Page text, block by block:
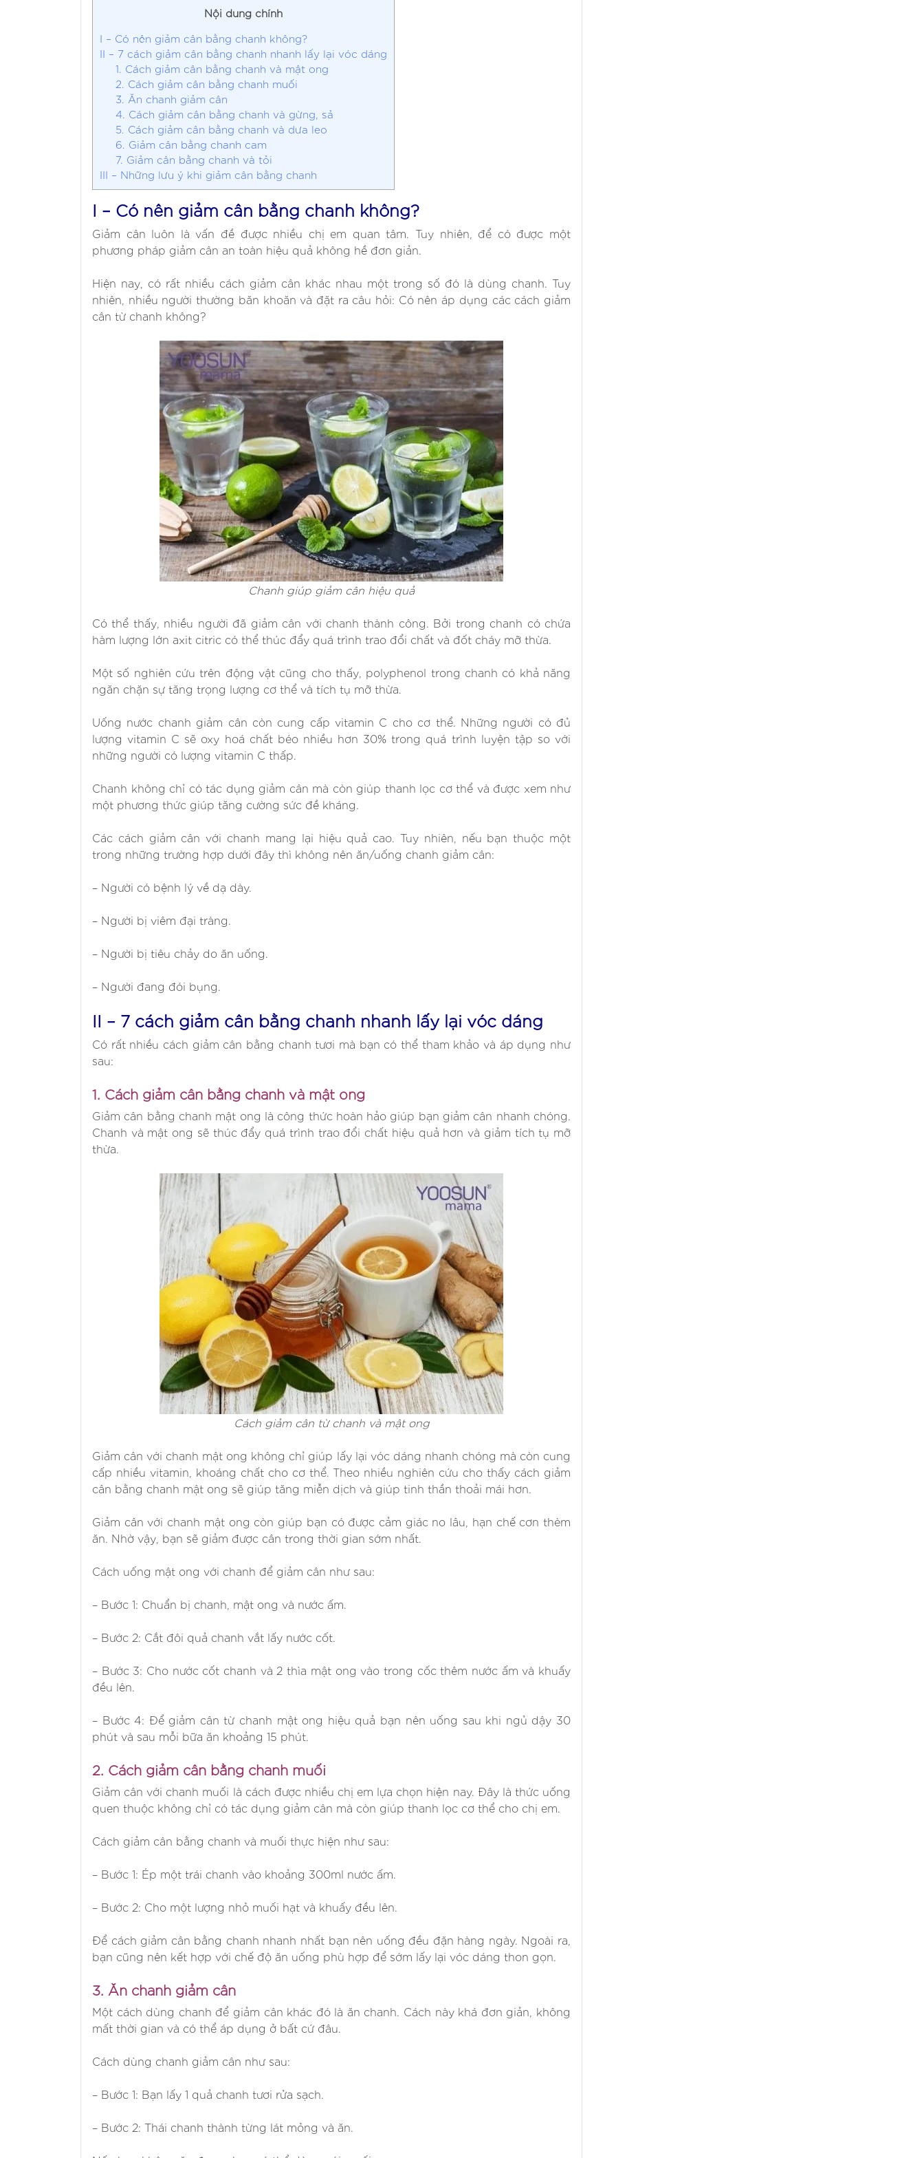
Nội dung chính
I – Có nên giảm cân bằng chanh không?
II – 7 cách giảm cân bằng chanh nhanh lấy lại vóc dáng
1. Cách giảm cân bằng chanh và mật ong
2. Cách giảm cân bằng chanh muối
3. Ăn chanh giảm cân
4. Cách giảm cân bằng chanh và gừng, sả
5. Cách giảm cân bằng chanh và dưa leo
6. Giảm cân bằng chanh cam
7. Giảm cân bằng chanh và tỏi
III – Những lưu ý khi giảm cân bằng chanh
I – Có nên giảm cân bằng chanh không?
Giảm cân luôn là vấn đề được nhiều chị em quan tâm. Tuy nhiên, để có được một
phương pháp giảm cân an toàn hiệu quả không hề đơn giản.
Hiện nay, có rất nhiều cách giảm cân khác nhau một trong số đó là dùng chanh. Tuy
nhiên, nhiều người thường băn khoăn và đặt ra câu hỏi: Có nên áp dụng các cách giảm
cân từ chanh không?
Chanh giúp giảm cân hiệu quả
Có thể thấy, nhiều người đã giảm cân với chanh thành công. Bởi trong chanh có chứa
hàm lượng lớn axit citric có thể thúc đẩy quá trình trao đổi chất và đốt cháy mỡ thừa.
Một số nghiên cứu trên động vật cũng cho thấy, polyphenol trong chanh có khả năng
ngăn chặn sự tăng trọng lượng cơ thể và tích tụ mỡ thừa.
Uống nước chanh giảm cân còn cung cấp vitamin C cho cơ thể. Những người có đủ
lượng vitamin C sẽ oxy hoá chất béo nhiều hơn 30% trong quá trình luyện tập so với
những người có lượng vitamin C thấp.
Chanh không chỉ có tác dụng giảm cân mà còn giúp thanh lọc cơ thể và được xem như
một phương thức giúp tăng cường sức đề kháng.
Các cách giảm cân với chanh mang lại hiệu quả cao. Tuy nhiên, nếu bạn thuộc một
trong những trường hợp dưới đây thì không nên ăn/uống chanh giảm cân:
– Người có bệnh lý về dạ dày.
– Người bị viêm đại tràng.
– Người bị tiêu chảy do ăn uống.
– Người đang đói bụng.
II – 7 cách giảm cân bằng chanh nhanh lấy lại vóc dáng
Có rất nhiều cách giảm cân bằng chanh tươi mà bạn có thể tham khảo và áp dụng như
sau:
1. Cách giảm cân bằng chanh và mật ong
Giảm cân bằng chanh mật ong là công thức hoàn hảo giúp bạn giảm cân nhanh chóng.
Chanh và mật ong sẽ thúc đẩy quá trình trao đổi chất hiệu quả hơn và giảm tích tụ mỡ
thừa.
Cách giảm cân từ chanh và mật ong
Giảm cân với chanh mật ong không chỉ giúp lấy lại vóc dáng nhanh chóng mà còn cung
cấp nhiều vitamin, khoáng chất cho cơ thể. Theo nhiều nghiên cứu cho thấy cách giảm
cân bằng chanh mật ong sẽ giúp tăng miễn dịch và giúp tinh thần thoải mái hơn.
Giảm cân với chanh mật ong còn giúp bạn có được cảm giác no lâu, hạn chế cơn thèm
ăn. Nhờ vậy, bạn sẽ giảm được cân trong thời gian sớm nhất.
Cách uống mật ong với chanh để giảm cân như sau:
– Bước 1: Chuẩn bị chanh, mật ong và nước ấm.
– Bước 2: Cắt đôi quả chanh vắt lấy nước cốt.
– Bước 3: Cho nước cốt chanh và 2 thìa mật ong vào trong cốc thêm nước ấm và khuấy
đều lên.
– Bước 4: Để giảm cân từ chanh mật ong hiệu quả bạn nên uống sau khi ngủ dậy 30
phút và sau mỗi bữa ăn khoảng 15 phút.
2. Cách giảm cân bằng chanh muối
Giảm cân với chanh muối là cách được nhiều chị em lựa chọn hiện nay. Đây là thức uống
quen thuộc không chỉ có tác dụng giảm cân mà còn giúp thanh lọc cơ thể cho chị em.
Cách giảm cân bằng chanh và muối thực hiện như sau:
– Bước 1: Ép một trái chanh vào khoảng 300ml nước ấm.
– Bước 2: Cho một lượng nhỏ muối hạt và khuấy đều lên.
Để cách giảm cân bằng chanh nhanh nhất bạn nên uống đều đặn hàng ngày. Ngoài ra,
bạn cũng nên kết hợp với chế độ ăn uống phù hợp để sớm lấy lại vóc dáng thon gọn.
3. Ăn chanh giảm cân
Một cách dùng chanh để giảm cân khác đó là ăn chanh. Cách này khá đơn giản, không
mất thời gian và có thể áp dụng ở bất cứ đâu.
Cách dùng chanh giảm cân như sau:
– Bước 1: Bạn lấy 1 quả chanh tươi rửa sạch.
– Bước 2: Thái chanh thành từng lát mỏng và ăn.